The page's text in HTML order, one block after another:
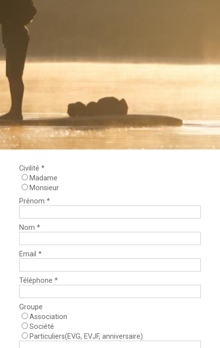
Civilité *
Madame
Monsieur
Prénom *
Nom *
Email *
Téléphone *
Groupe
Association
Société
Particuliers(EVG, EVJF, anniversaire)